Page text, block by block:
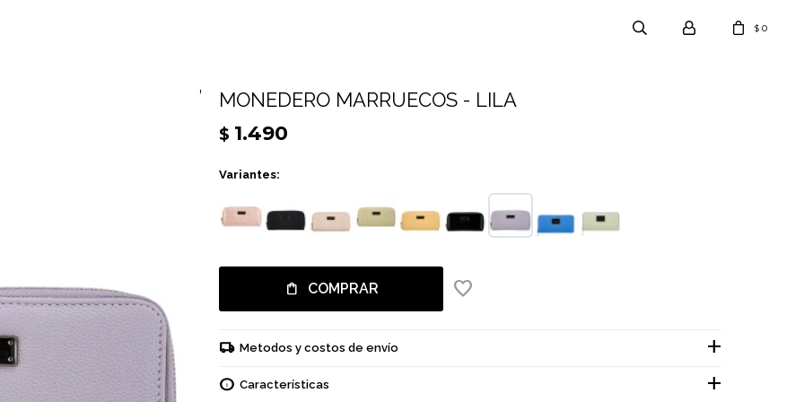
$ 0
MONEDERO MARRUECOS - LILA
$ 1.490
Variantes:
COMPRAR
Metodos y costos de envío
Características